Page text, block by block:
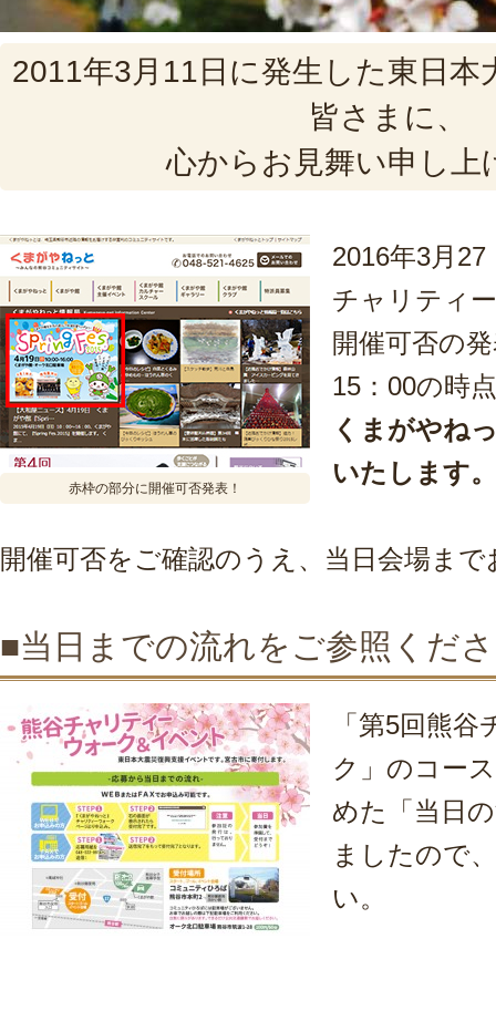
2011年3月11日に発生した東日本
皆さまに、
心からお見舞い申し上
赤枠の部分に開催可否発表！
2016年3月
チャリティ
開催可否の
15：00の時
くまがやね
いたします。
開催可否をご確認のうえ、当日会場ま
■当日までの流れをご参照くだ
「第5回熊
ク」のコー
めた「当日
ましたので
い。